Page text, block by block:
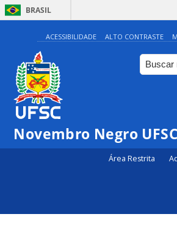
BRASIL
ACESSIBILIDADE ALTO CONTRASTE
Novembro Negro UFSC
Área Restrita